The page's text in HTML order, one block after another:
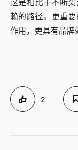
这是相比于不断
赖的路径。更重
作用，更具有品牌
2